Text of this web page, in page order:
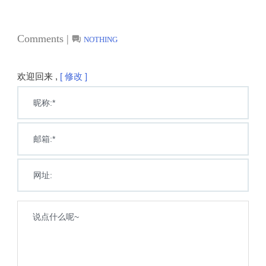
Comments | NOTHING
欢迎回来 , [ 修改 ]